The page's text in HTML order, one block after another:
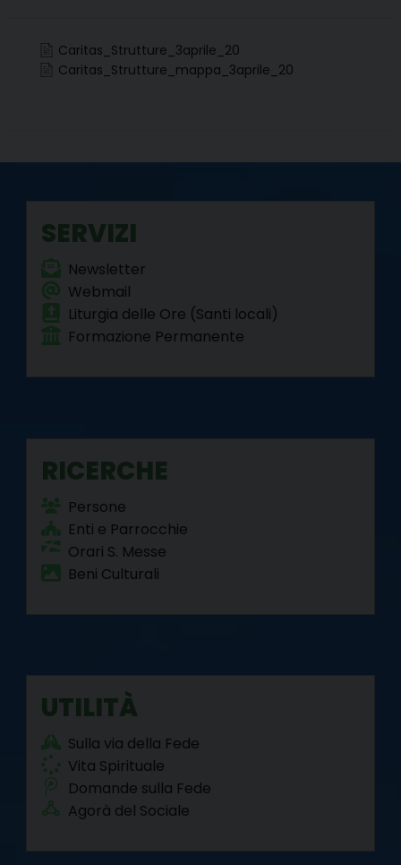
e
b
t
t
t
e
t
e
Caritas_Strutture_3aprile_20
Caritas_Strutture_mappa_3aprile_20
SERVIZI
Newsletter
Webmail
Liturgia delle Ore (Santi locali)
Formazione Permanente
RICERCHE
Persone
Enti e Parrocchie
Orari S. Messe
Beni Culturali
UTILITÀ
Sulla via della Fede
Vita Spirituale
Domande sulla Fede
Agorà del Sociale